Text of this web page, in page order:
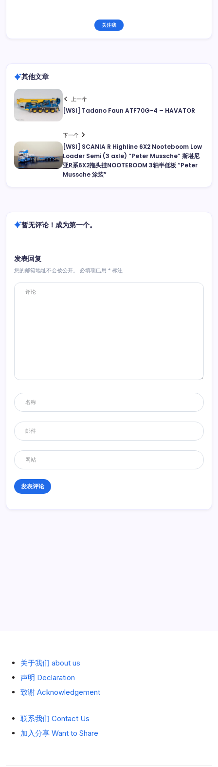
关注我
其他文章
上一个
[WSI] Tadano Faun ATF70G-4 – HAVATOR
下一个
[WSI] SCANIA R Highline 6X2 Nooteboom Low
Loader Semi (3 axle) “Peter Mussche” 斯堪尼
亚R系6X2拖头挂NOOTEBOOM 3轴半低板 “Peter
Mussche 涂装”
暂无评论！成为第一个。
发表回复
您的邮箱地址不会被公开。 必填项已用 * 标注
关于我们 about us
声明 Declaration
致谢 Acknowledgement
联系我们 Contact Us
加入分享 Want to Share